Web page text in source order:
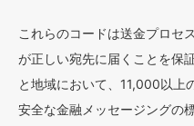
これらのコードは送金プロセ
が正しい宛先に届くことを保
と地域において、11,000以上
安全な金融メッセージングの